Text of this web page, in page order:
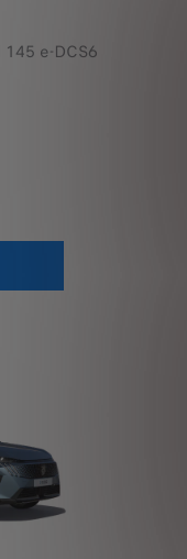
e-DCS6
en Renting